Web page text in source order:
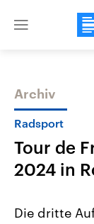
Close
Themen
Archiv
Radsport
Tour de
2024 in
Die dritte